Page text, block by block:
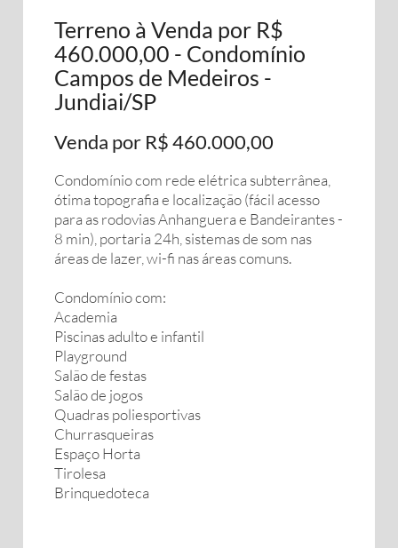
Terreno à Venda por R$
460.000,00 - Condomínio
Campos de Medeiros -
Jundiai/SP
Venda por R$ 460.000,00
Condomínio com rede elétrica subterrânea,
ótima topografia e localização (fácil acesso
para as rodovias Anhanguera e Bandeirantes -
8 min), portaria 24h, sistemas de som nas
áreas de lazer, wi-fi nas áreas comuns.
Condomínio com:
Academia
Piscinas adulto e infantil
Playground
Salão de festas
Salão de jogos
Quadras poliesportivas
Churrasqueiras
Espaço Horta
Tirolesa
Brinquedoteca